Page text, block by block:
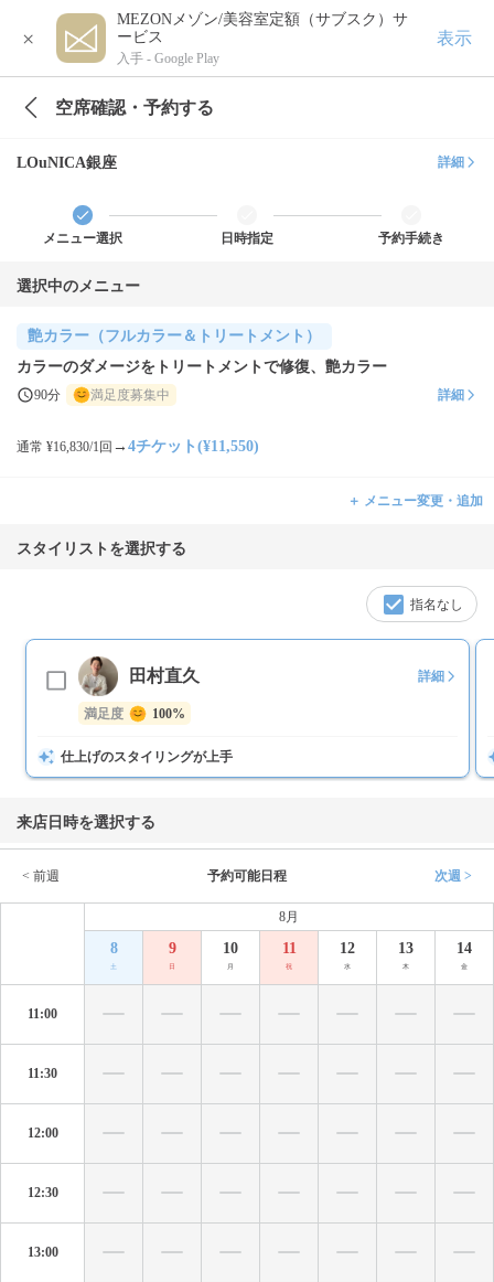
×
MEZONメゾン/美容室定額（サブスク）サ
ービス
入手 - Google Play
表示
空席確認・予約する
LOuNICA銀座 詳細
メニュー選択 日時指定 予約手続き
選択中のメニュー
艶カラー（フルカラー＆トリートメント）
カラーのダメージをトリートメントで修復、艶カラー
90分 満足度募集中 詳細
通常 ¥16,830/1回 → 4チケット(¥11,550)
＋ メニュー変更・追加
スタイリストを選択する
指名なし
田村直久 詳細
満足度 100%
仕上げのスタイリングが上手
来店日時を選択する
< 前週 予約可能日程 次週 >
8月
8
土
9
日
10
月
11
祝
12
水
13
木
14
金
11:00
11:30
12:00
12:30
13:00